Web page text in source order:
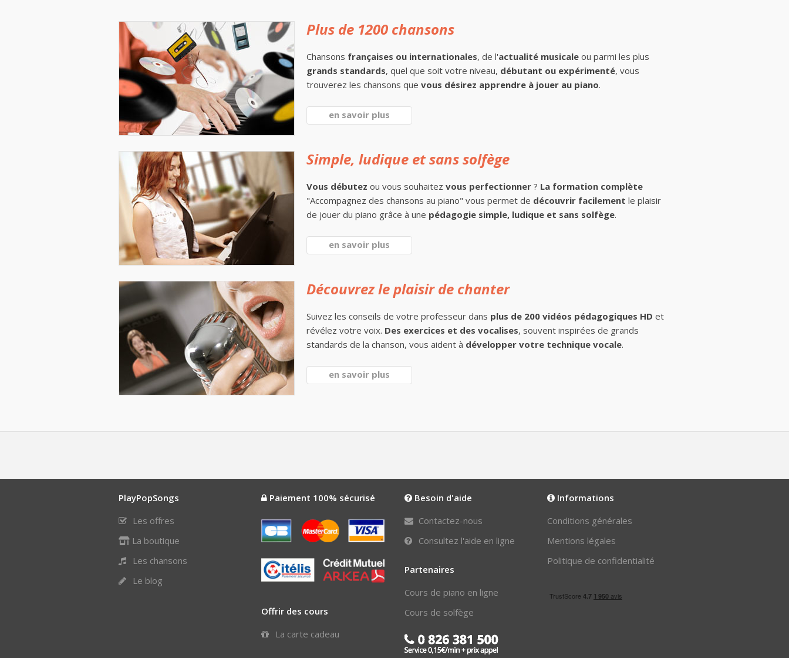
Plus de 1200 chansons
Chansons françaises ou internationales, de l'actualité musicale ou parmi les plus
grands standards, quel que soit votre niveau, débutant ou expérimenté, vous
trouverez les chansons que vous désirez apprendre à jouer au piano.
en savoir plus
Simple, ludique et sans solfège
Vous débutez ou vous souhaitez vous perfectionner ? La formation complète
"Accompagnez des chansons au piano" vous permet de découvrir facilement le plaisir
de jouer du piano grâce à une pédagogie simple, ludique et sans solfège.
en savoir plus
Découvrez le plaisir de chanter
Suivez les conseils de votre professeur dans plus de 200 vidéos pédagogiques HD et
révélez votre voix. Des exercices et des vocalises, souvent inspirées de grands
standards de la chanson, vous aident à développer votre technique vocale.
en savoir plus
PlayPopSongs
Les offres
La boutique
Les chansons
Le blog
Paiement 100% sécurisé
Offrir des cours
La carte cadeau
Besoin d'aide
Contactez-nous
Consultez l'aide en ligne
Partenaires
Cours de piano en ligne
Cours de solfège
Informations
Conditions générales
Mentions légales
Politique de confidentialité